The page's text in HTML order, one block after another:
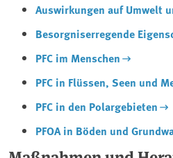
Auswirkungen auf Umwelt
Besorgniserregende
PFC im Menschen
PFC in Flüssen, Seen und
PFC in den Polargebieten
PFOA in Böden und